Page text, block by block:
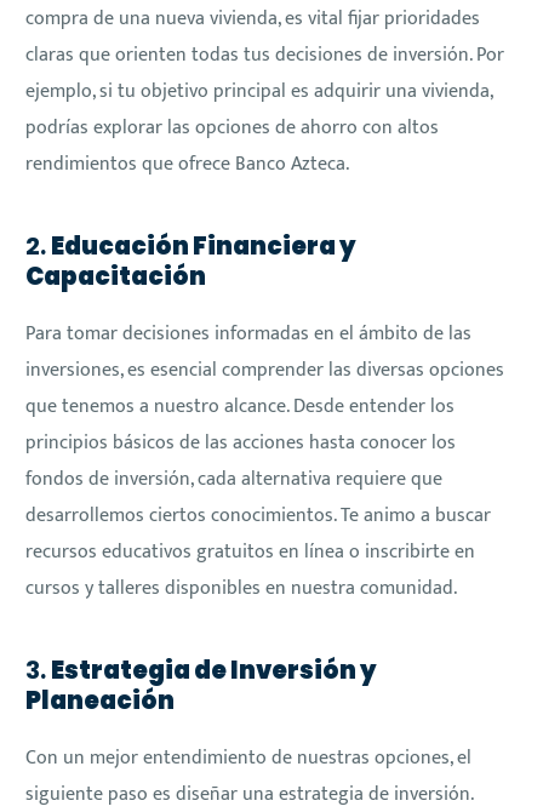
compra de una nueva vivienda, es vital fijar prioridades
claras que orienten todas tus decisiones de inversión. Por
ejemplo, si tu objetivo principal es adquirir una vivienda,
podrías explorar las opciones de ahorro con altos
rendimientos que ofrece Banco Azteca.
2.Educación Financiera y
Capacitación
Para tomar decisiones informadas en el ámbito de las
inversiones, es esencial comprender las diversas opciones
que tenemos a nuestro alcance. Desde entender los
principios básicos de las acciones hasta conocer los
fondos de inversión, cada alternativa requiere que
desarrollemos ciertos conocimientos. Te animo a buscar
recursos educativos gratuitos en línea o inscribirte en
cursos y talleres disponibles en nuestra comunidad.
3.Estrategia de Inversión y
Planeación
Con un mejor entendimiento de nuestras opciones, el
siguiente paso es diseñar una estrategia de inversión.